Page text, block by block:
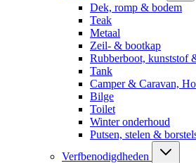
Dek, romp & bodem
Teak
Metaal
Zeil- & bootkap
Rubberboot, kunststof
Tank
Camper & Caravan,
Bilge
Toilet
Winter onderhoud
Putsen, stelen &
Verfbenodigdheden